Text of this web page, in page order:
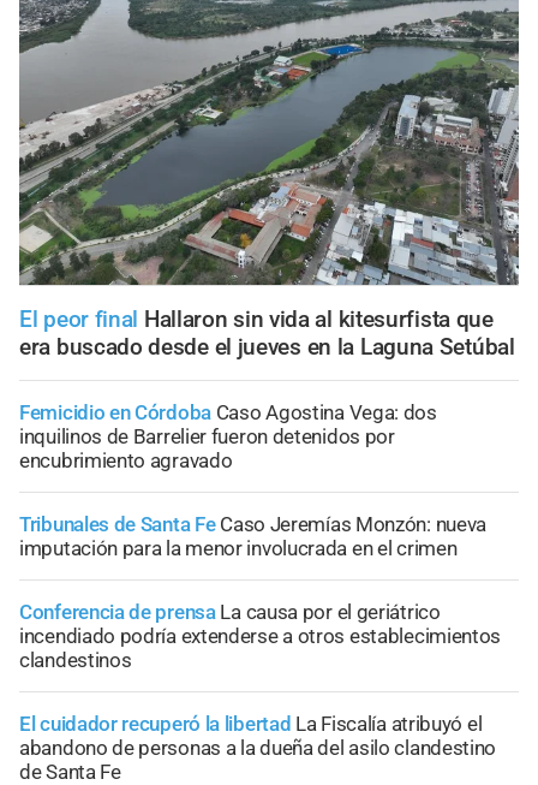
El peor final Hallaron sin vida al kitesurfista que
era buscado desde el jueves en la Laguna Setúbal
Femicidio en Córdoba Caso Agostina Vega: dos
inquilinos de Barrelier fueron detenidos por
encubrimiento agravado
Tribunales de Santa Fe Caso Jeremías Monzón: nueva
imputación para la menor involucrada en el crimen
Conferencia de prensa La causa por el geriátrico
incendiado podría extenderse a otros establecimientos
clandestinos
El cuidador recuperó la libertad La Fiscalía atribuyó el
abandono de personas a la dueña del asilo clandestino
de Santa Fe